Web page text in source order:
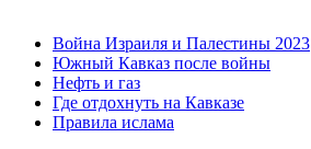
Война Израиля и Палестины 2023
Южный Кавказ после войны
Нефть и газ
Где отдохнуть на Кавказе
Правила ислама